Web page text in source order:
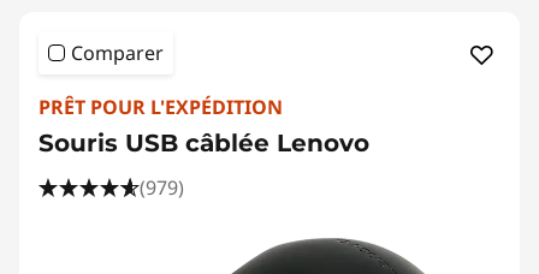
Comparer
PRÊT POUR L'EXPÉDITION
Souris USB câblée Lenovo
(979)